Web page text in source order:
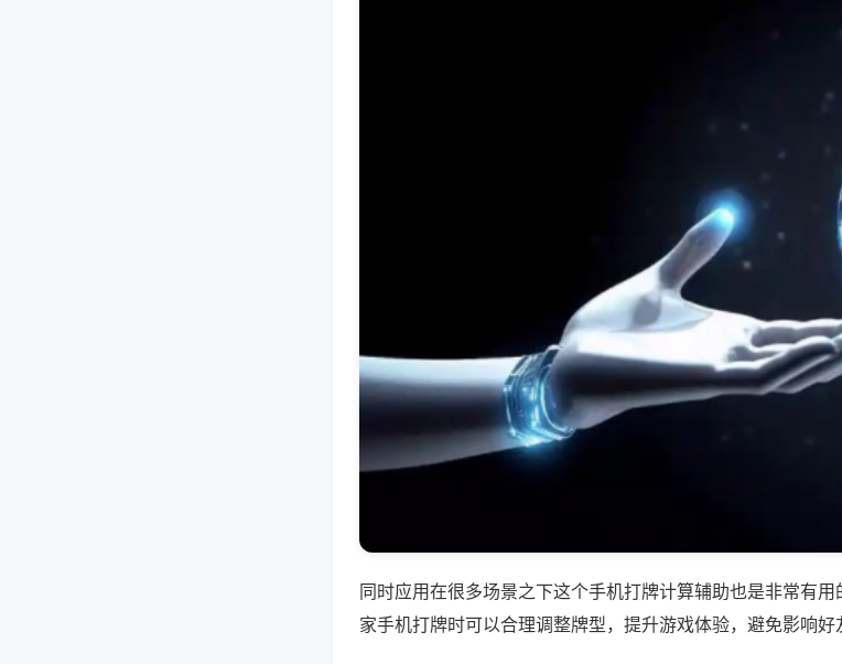
同时应用在很多场景之下这个手机打牌计算辅助也是非常有
家手机打牌时可以合理调整牌型，提升游戏体验，避免影响好